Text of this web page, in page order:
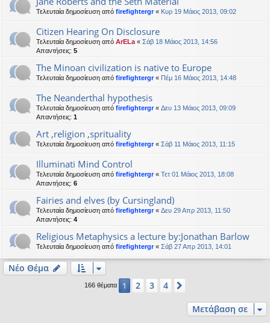
Τελευταία δημοσίευση από firefightergr« Κυρ 19 Μάιος 2013, 09:02
Citizen Hearing On Disclosure
Τελευταία δημοσίευση από ArELa « Σάβ 18 Μάιος 2013, 14:56
Απαντήσεις: 5
The Minoan civilization is native to Europe
Τελευταία δημοσίευση από firefightergr« Πέμ 16 Μάιος 2013, 14:48
The Neanderthal hypothesis
Τελευταία δημοσίευση από firefightergr« Δευ 13 Μάιος 2013, 09:09
Απαντήσεις: 1
Art ,religion ,sprituality
Τελευταία δημοσίευση από firefightergr« Σάβ 11 Μάιος 2013, 11:15
Illuminati Mind Control
Τελευταία δημοσίευση από firefightergr« Τετ 01 Μάιος 2013, 18:08
Απαντήσεις: 6
Fairies and elves (by Cursingland)
Τελευταία δημοσίευση από firefightergr« Δευ 29 Απρ 2013, 11:50
Απαντήσεις: 4
Religious Metaphysics a lecture by:Jonathan Barlow
Τελευταία δημοσίευση από firefightergr« Σάβ 27 Απρ 2013, 14:01
Νέο Θέμα
166 θέματα 1 2 3 4
Μετάβαση σε